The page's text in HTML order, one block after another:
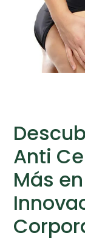
Anti
Más